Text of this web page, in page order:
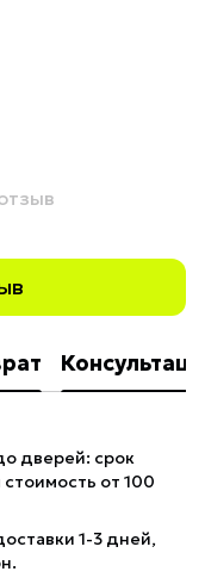
дверей: срок
от 100
1-3 дней,